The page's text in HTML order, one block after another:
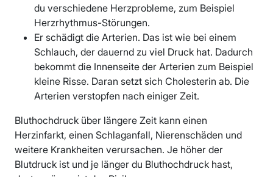
du verschiedene Herzprobleme, zum Beispiel
Herzrhythmus-Störungen.
Er schädigt die Arterien. Das ist wie bei einem
Schlauch, der dauernd zu viel Druck hat. Dadurch
bekommt die Innenseite der Arterien zum Beispiel
kleine Risse. Daran setzt sich Cholesterin ab. Die
Arterien verstopfen nach einiger Zeit.
Bluthochdruck über längere Zeit kann einen
Herzinfarkt, einen Schlaganfall, Nierenschäden und
weitere Krankheiten verursachen. Je höher der
Blutdruck ist und je länger du Bluthochdruck hast,